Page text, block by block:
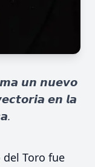
𝙪𝙣 𝙣𝙪𝙚𝙫𝙤
𝙚𝙣 𝙡𝙖
Toro fue